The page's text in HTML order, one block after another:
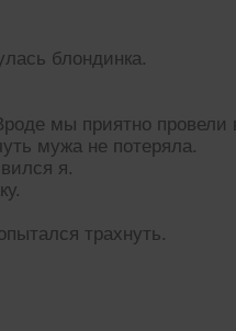
блондинка.
мы приятно провели
мужа не потеряла.
я.
трахнуть.